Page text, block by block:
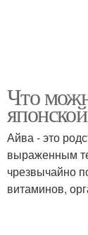
Что
Айва - это
выраженным
чрезвычайно
витаминов,